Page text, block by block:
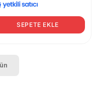
SEPETE EKLE